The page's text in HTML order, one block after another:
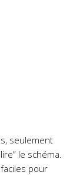
seulement
le schéma.
pour